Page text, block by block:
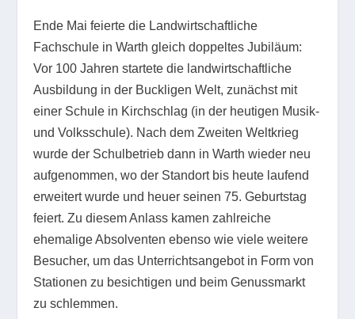
Ende Mai feierte die Landwirtschaftliche
Fachschule in Warth gleich doppeltes Jubiläum:
Vor 100 Jahren startete die landwirtschaftliche
Ausbildung in der Buckligen Welt, zunächst mit
einer Schule in Kirchschlag (in der heutigen Musik-
und Volksschule). Nach dem Zweiten Weltkrieg
wurde der Schulbetrieb dann in Warth wieder neu
aufgenommen, wo der Standort bis heute laufend
erweitert wurde und heuer seinen 75. Geburtstag
feiert. Zu diesem Anlass kamen zahlreiche
ehemalige Absolventen ebenso wie viele weitere
Besucher, um das Unterrichtsangebot in Form von
Stationen zu besichtigen und beim Genussmarkt
zu schlemmen.